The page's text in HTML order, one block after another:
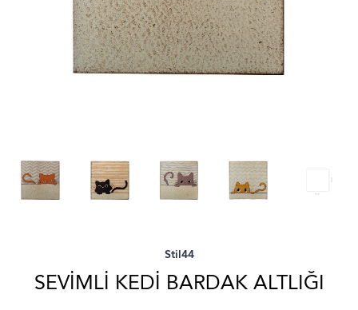
Stil44
SEVİMLİ KEDİ BARDAK ALTLIĞI